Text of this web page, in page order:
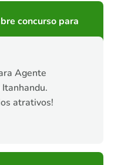
concurso para
Agente
atrativos!